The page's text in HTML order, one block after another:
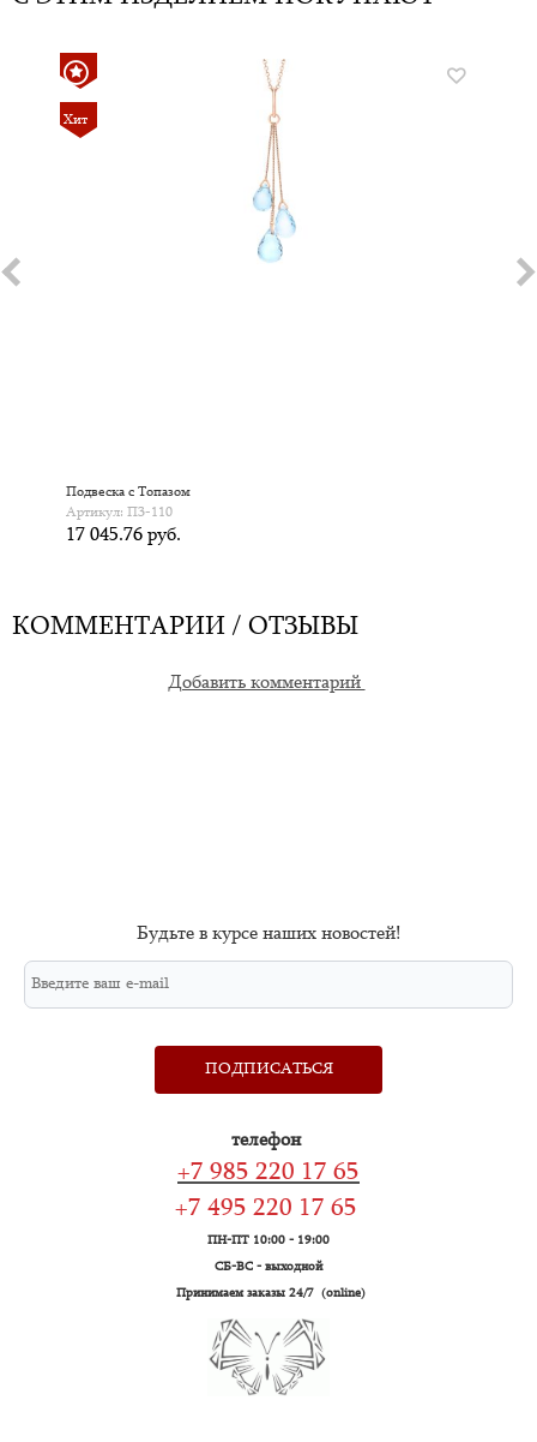
Хит
Подвеска с Топазом
Артикул: П3-110
17 045.76 руб.
КОММЕНТАРИИ / ОТЗЫВЫ
Добавить комментарий
Будьте в курсе наших новостей!
ПОДПИСАТЬСЯ
телефон
+7 985 220 17 65
+7 495 220 17 65
ПН-ПТ 10:00 - 19:00
СБ-ВС - выходной
Принимаем заказы 24/7 (online)